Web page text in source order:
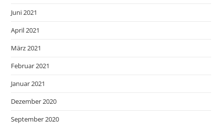
Juni 2021
April 2021
März 2021
Februar 2021
Januar 2021
Dezember 2020
September 2020